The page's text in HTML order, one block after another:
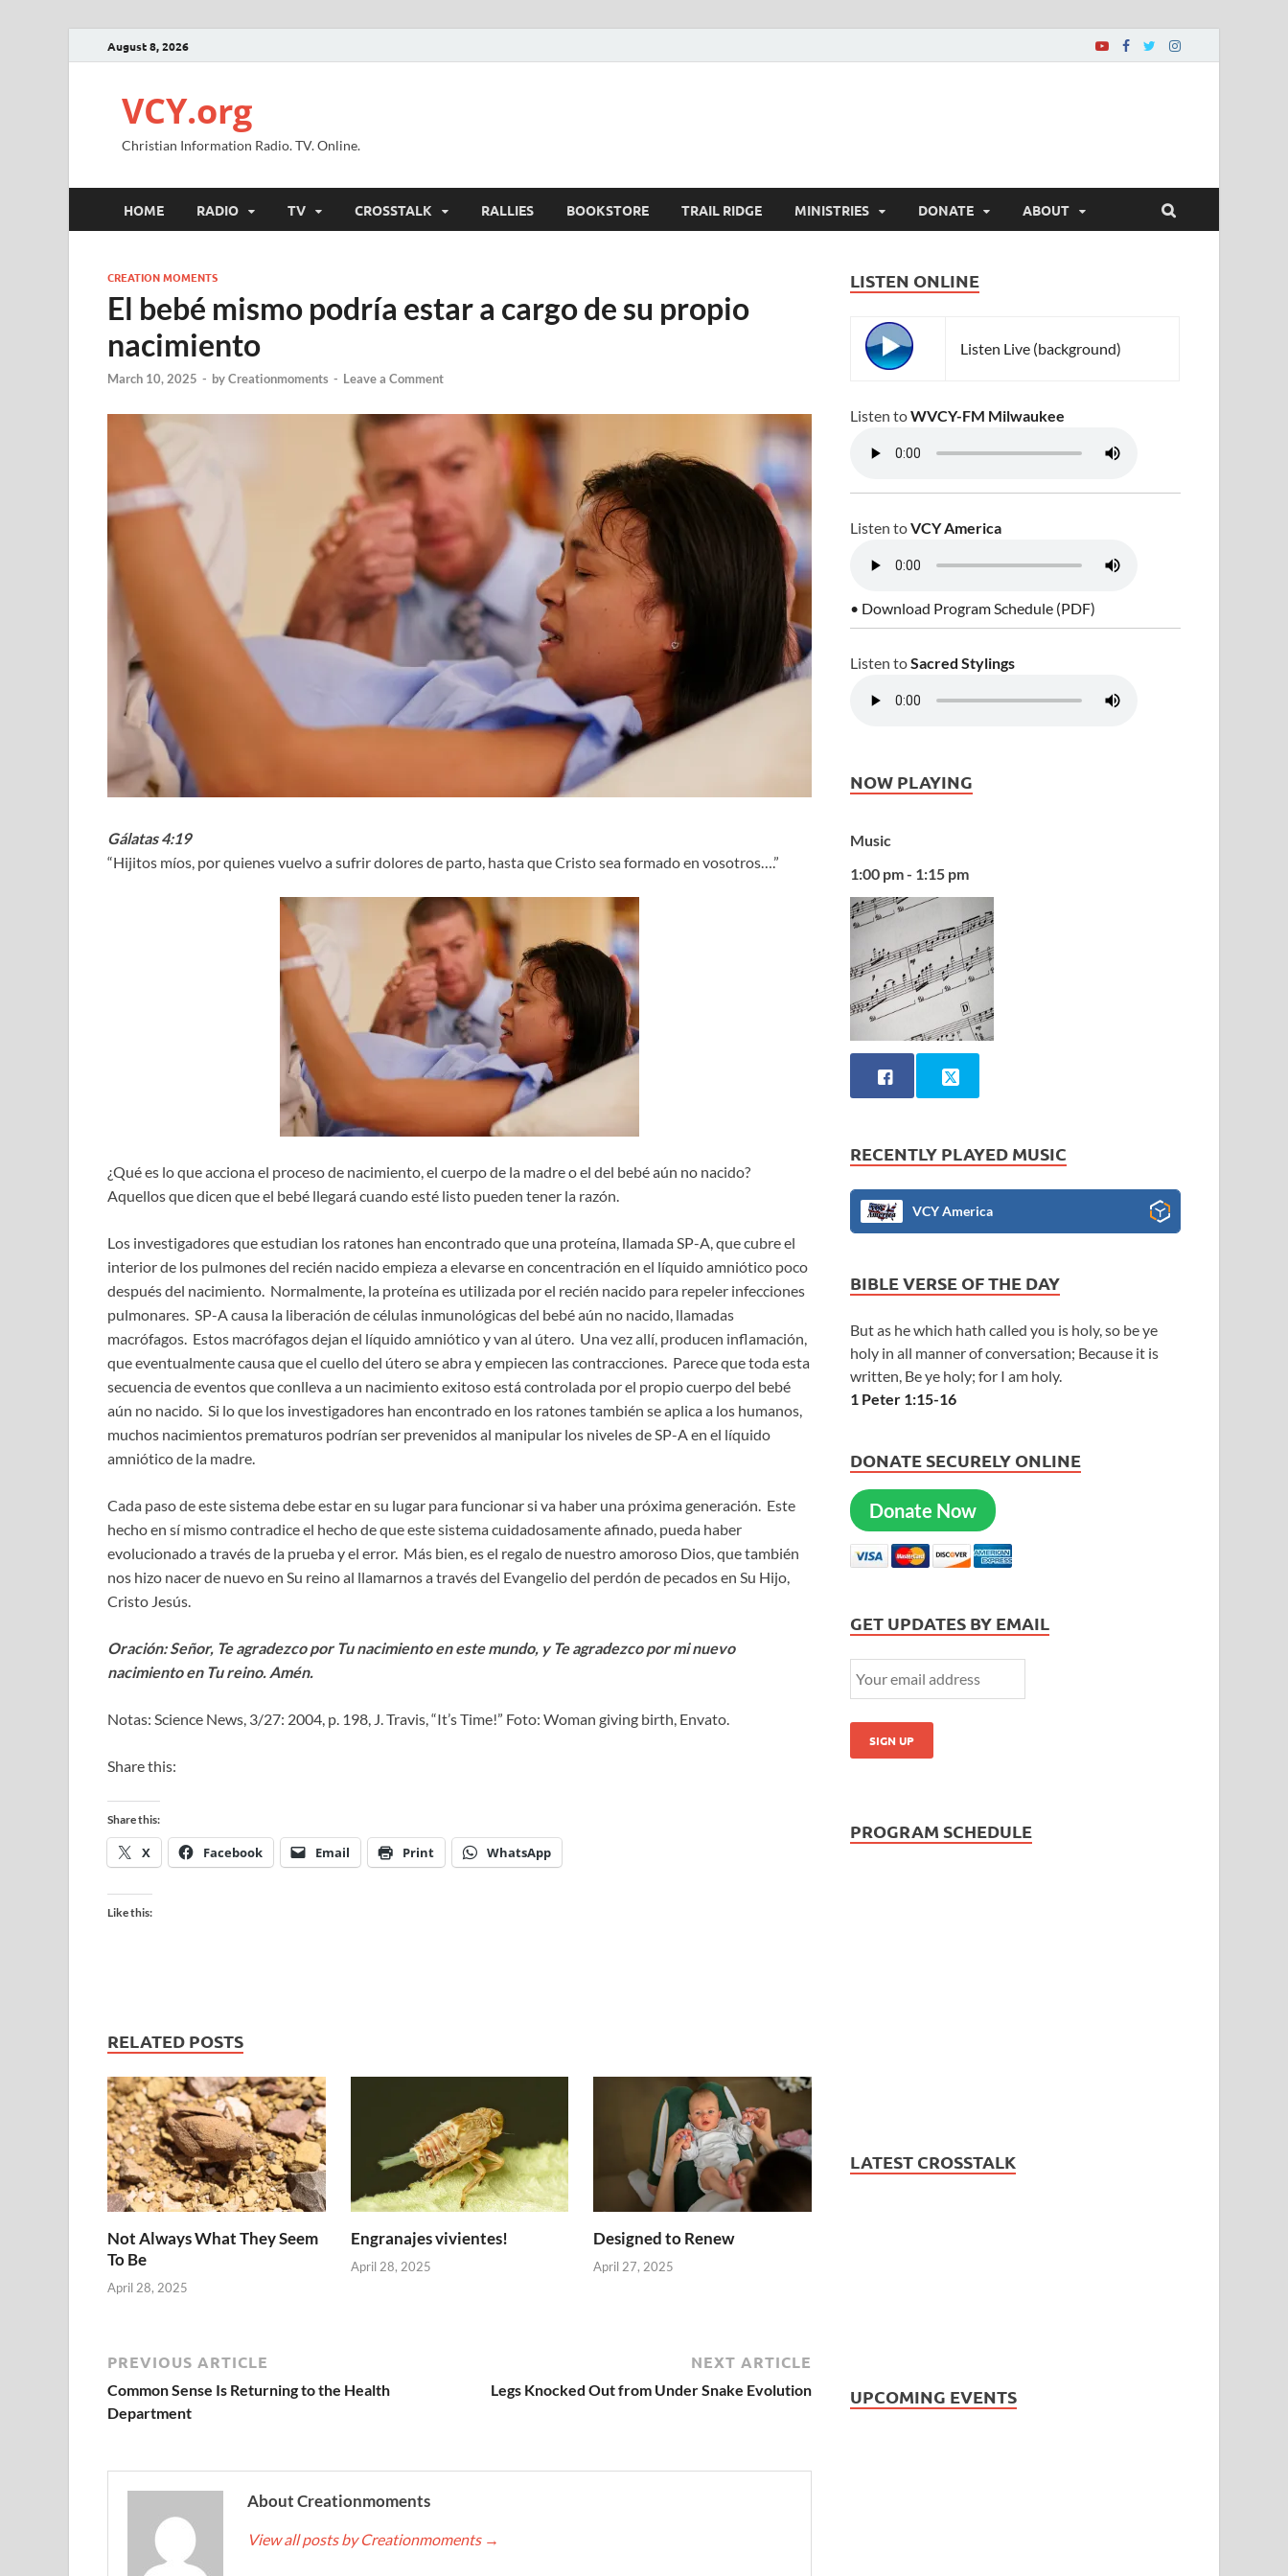
August 8, 2026
VCY.org
Christian Information Radio. TV. Online.
HOME RADIO TV CROSSTALK RALLIES BOOKSTORE TRAIL RIDGE MINISTRIES DONATE ABOUT
CREATION MOMENTS
El bebé mismo podría estar a cargo de su propio
nacimiento
March 10, 2025 - byCreationmoments - Leave a Comment
Gálatas 4:19
“Hijitos míos, por quienes vuelvo a sufrir dolores de parto, hasta que Cristo sea formado en vosotros….”
¿Qué es lo que acciona el proceso de nacimiento, el cuerpo de la madre o el del bebé aún no nacido?
Aquellos que dicen que el bebé llegará cuando esté listo pueden tener la razón.
Los investigadores que estudian los ratones han encontrado que una proteína, llamada SP-A, que cubre el
interior de los pulmones del recién nacido empieza a elevarse en concentración en el líquido amniótico poco
después del nacimiento. Normalmente, la proteína es utilizada por el recién nacido para repeler infecciones
pulmonares. SP-A causa la liberación de células inmunológicas del bebé aún no nacido, llamadas
macrófagos. Estos macrófagos dejan el líquido amniótico y van al útero. Una vez allí, producen inflamación,
que eventualmente causa que el cuello del útero se abra y empiecen las contracciones. Parece que toda esta
secuencia de eventos que conlleva a un nacimiento exitoso está controlada por el propio cuerpo del bebé
aún no nacido. Si lo que los investigadores han encontrado en los ratones también se aplica a los humanos,
muchos nacimientos prematuros podrían ser prevenidos al manipular los niveles de SP-A en el líquido
amniótico de la madre.
Cada paso de este sistema debe estar en su lugar para funcionar si va haber una próxima generación. Este
hecho en sí mismo contradice el hecho de que este sistema cuidadosamente afinado, pueda haber
evolucionado a través de la prueba y el error. Más bien, es el regalo de nuestro amoroso Dios, que también
nos hizo nacer de nuevo en Su reino al llamarnos a través del Evangelio del perdón de pecados en Su Hijo,
Cristo Jesús.
Oración: Señor, Te agradezco por Tu nacimiento en este mundo, y Te agradezco por mi nuevo
nacimiento en Tu reino. Amén.
Notas: Science News, 3/27: 2004, p. 198, J. Travis, “It’s Time!” Foto: Woman giving birth, Envato.
Share this:
Share this:
X Facebook Email Print WhatsApp
Like this:
RELATED POSTS
Not Always What They Seem
To Be
April 28, 2025
Engranajes vivientes!
April 28, 2025
Designed to Renew
April 27, 2025
PREVIOUS ARTICLE
Common Sense Is Returning to the Health
Department
NEXT ARTICLE
Legs Knocked Out from Under Snake Evolution
About Creationmoments
View all posts by Creationmoments →
LISTEN ONLINE
Listen Live (background)
Listen toWVCY-FM Milwaukee
Listen toVCY America
• Download Program Schedule (PDF)
Listen toSacred Stylings
NOW PLAYING
Music
1:00 pm - 1:15 pm
RECENTLY PLAYED MUSIC
VCY America
BIBLE VERSE OF THE DAY
But as he which hath called you is holy, so be ye
holy in all manner of conversation; Because it is
written, Be ye holy; for I am holy.
1 Peter 1:15-16
DONATE SECURELY ONLINE
Donate Now
GET UPDATES BY EMAIL
PROGRAM SCHEDULE
LATEST CROSSTALK
UPCOMING EVENTS